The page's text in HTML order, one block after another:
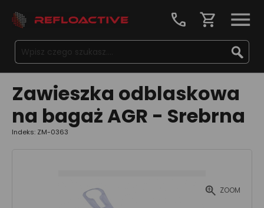
call shopping_cart
Zawieszka odblaskowa
na bagaż AGR - Srebrna
Indeks: ZM-0363
ZOOM